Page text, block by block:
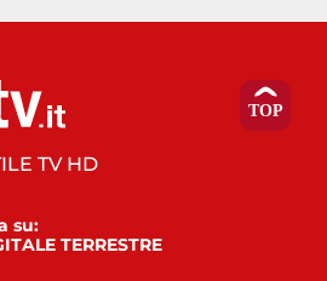
TV HD
su:
TERRESTRE